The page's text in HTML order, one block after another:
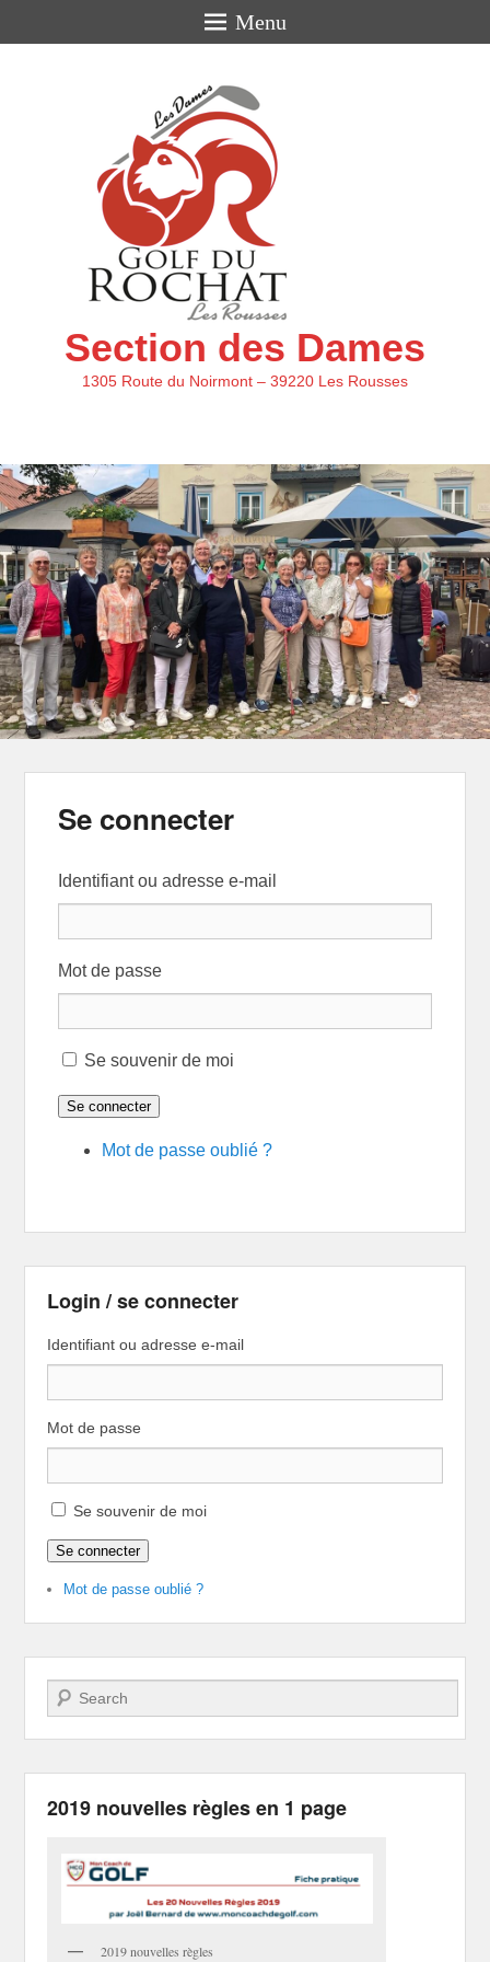
Menu
Section des Dames
1305 Route du Noirmont – 39220 Les Rousses
Se connecter
Identifiant ou adresse e-mail
Mot de passe
Se souvenir de moi
Se connecter
Mot de passe oublié ?
Login / se connecter
Identifiant ou adresse e-mail
Mot de passe
Se souvenir de moi
Se connecter
Mot de passe oublié ?
Recherche
2019 nouvelles règles en 1 page
2019 nouvelles règles